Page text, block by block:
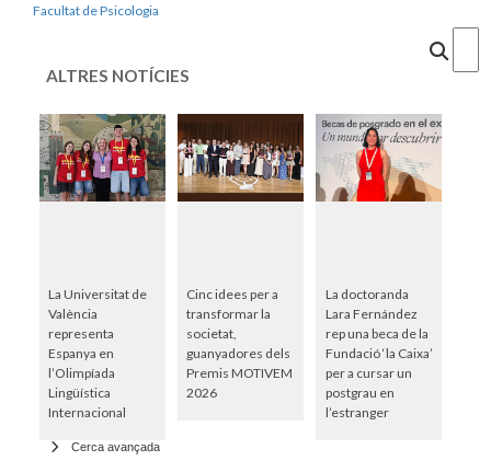
Facultat de Psicologia
ALTRES NOTÍCIES
La Universitat de
València
representa
Espanya en
l’Olimpíada
Lingüística
Internacional
Cinc idees per a
transformar la
societat,
guanyadores dels
Premis MOTIVEM
2026
La doctoranda
Lara Fernández
rep una beca de la
Fundació ‘la Caixa’
per a cursar un
postgrau en
l’estranger
Cerca avançada